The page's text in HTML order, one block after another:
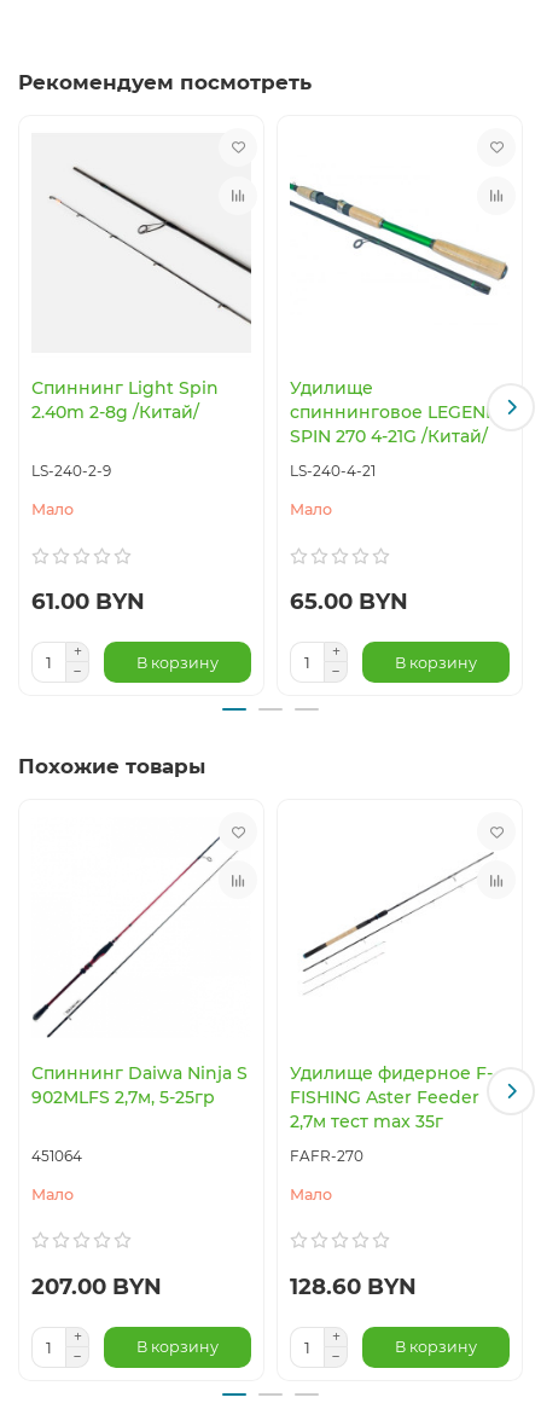
Рекомендуем посмотреть
Спиннинг Light Spin
2.40m 2-8g /Китай/
LS-240-2-9
Мало
61.00 BYN
В корзину
Удилище
спиннинговое LEGEND
SPIN 270 4-21G /Китай/
LS-240-4-21
Мало
65.00 BYN
В корзину
Похожие товары
Спиннинг Daiwa Ninja S
902MLFS 2,7м, 5-25гр
451064
Мало
207.00 BYN
В корзину
Удилище фидерное F-
FISHING Aster Feeder
2,7м тест max 35г
FAFR-270
Мало
128.60 BYN
В корзину